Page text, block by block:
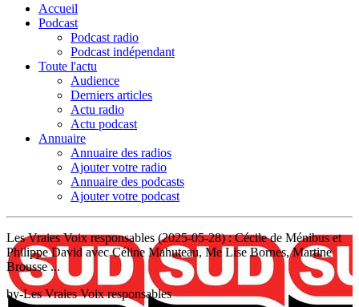
Accueil
Podcast
Podcast radio
Podcast indépendant
Toute l'actu
Audience
Derniers articles
Actu radio
Actu podcast
Annuaire
Annuaire des radios
Ajouter votre radio
Annuaire des podcasts
Ajouter votre podcast
Les Vraies Voix responsables (2025-05-28) : Cécile de Ménibus et
Philippe David avec Céline Mahuteau, Me Lise Bornes, Martine
Brousse ...
by-Les Vraies Voix responsables